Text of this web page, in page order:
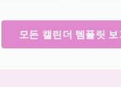
모든 캘린더 템플릿 보